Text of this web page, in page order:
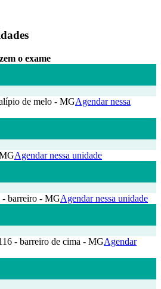
o exame
de melo - MGAgendar nessa
Agendar nessa unidade
- barreiro - MGAgendar nessa unidade
- barreiro de cima - MGAgendar